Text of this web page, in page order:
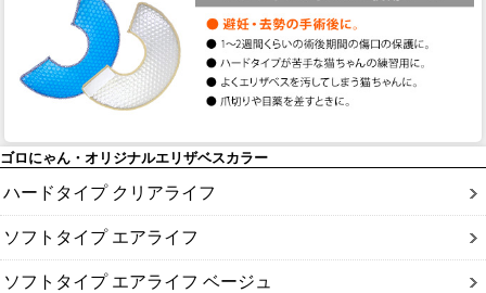
ゴロにゃん・オリジナルエリザベスカラー
ハードタイプ クリアライフ
ソフトタイプ エアライフ
ソフトタイプ エアライフ ベージュ